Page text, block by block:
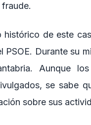
histórico de este
PSOE. Durante su
Aunque
se sabe
sobre sus